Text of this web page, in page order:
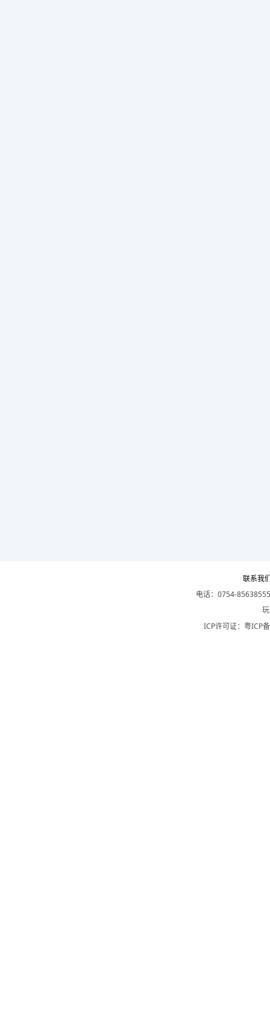
联系我
电话：0754-
ICP许可证： 粤ICP